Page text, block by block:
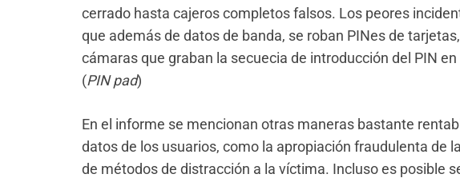
cerrado hasta cajeros completos falsos. Los peores
que además de datos de banda, se roban PINes de
cámaras que graban la secuecia de introducción del PIN
(PIN pad)
En el informe se mencionan otras maneras bastante
datos de los usuarios, como la apropiación fraudulenta de
de métodos de distracción a la víctima. Incluso es posible